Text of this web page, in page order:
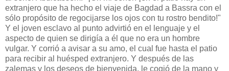
extranjero que ha hecho el viaje de Bagdad a Bassra con el
sólo propósito de regocijarse los ojos con tu rostro bendito!"
Y el joven esclavo al punto advirtió en el lenguaje y el
aspecto de quien se dirigía a él que no era un hombre
vulgar. Y corrió a avisar a su amo, el cual fue hasta el patio
para recibir al huésped extranjero. Y después de las
zalemas y los deseos de bienvenida, le cogió de la mano y